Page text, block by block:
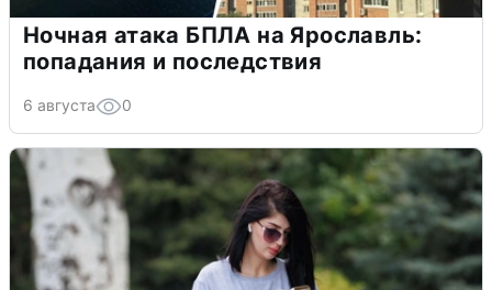
Ночная атака БПЛА на Ярославль:
попадания и последствия
6 августа 0